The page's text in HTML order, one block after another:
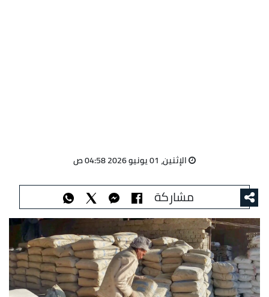
الإثنين، 01 يونيو 2026 04:58 ص
مشاركة